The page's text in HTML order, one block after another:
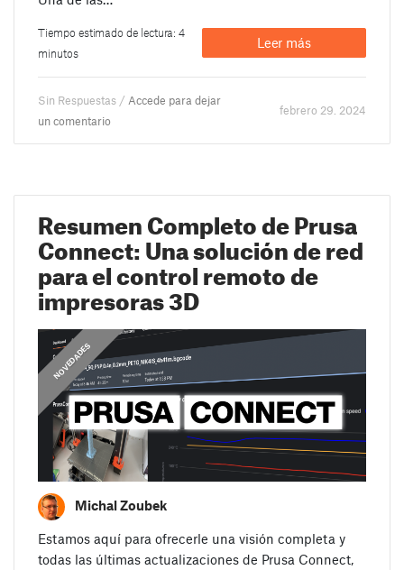
Tiempo estimado de lectura: 4
minutos
Leer más
Sin Respuestas / Accede para dejar
un comentario
febrero 29. 2024
Resumen Completo de Prusa
Connect: Una solución de red
para el control remoto de
impresoras 3D
COMUNICADOS
GUÍAS
NOVEDADES
Michal Zoubek
Estamos aquí para ofrecerle una visión completa y
todas las últimas actualizaciones de Prusa Connect,